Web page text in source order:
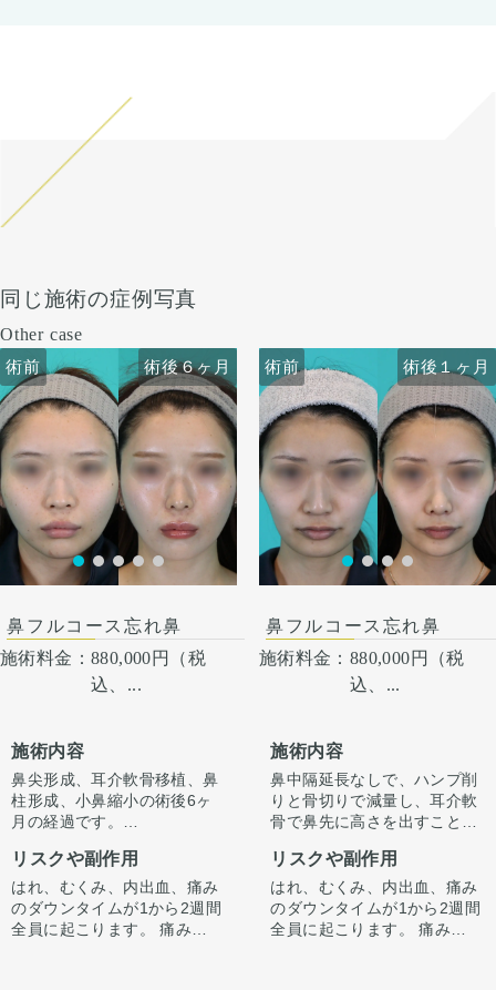
同じ施術の症例写真
Other case
術前 術後６ヶ月 術前 術後６ヶ月
鼻フルコース忘れ鼻
施術料金： 880,000円（税
込、...
施術内容
鼻尖形成、耳介軟骨移植、鼻
柱形成、小鼻縮小の術後6ヶ
月の経過です。
ストラット＋耳介軟骨移植で
鼻先に高さを出し、ハンプの
尾側に粉砕軟骨をいれ横から
のラインを整えています。
リスクや副作用
はれ、むくみ、内出血、痛み
のダウンタイムが1から2週間
全員に起こります。 痛みは3
術前
術後１ヶ月
術前 術後１ヶ月
鼻フルコース忘れ鼻
施術料金： 880,000円（税
込、...
施術内容
鼻中隔延長なしで、ハンプ削
りと骨切りで減量し、耳介軟
骨で鼻先に高さを出すことで
正面から見たときもすっきり
するよう整えています。
リスクや副作用
はれ、むくみ、内出血、痛み
のダウンタイムが1から2週間
全員に起こります。 痛みは3